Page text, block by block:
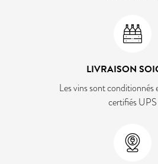
LIVRAISON
Les vins sont conditionnés
certifiés UPS